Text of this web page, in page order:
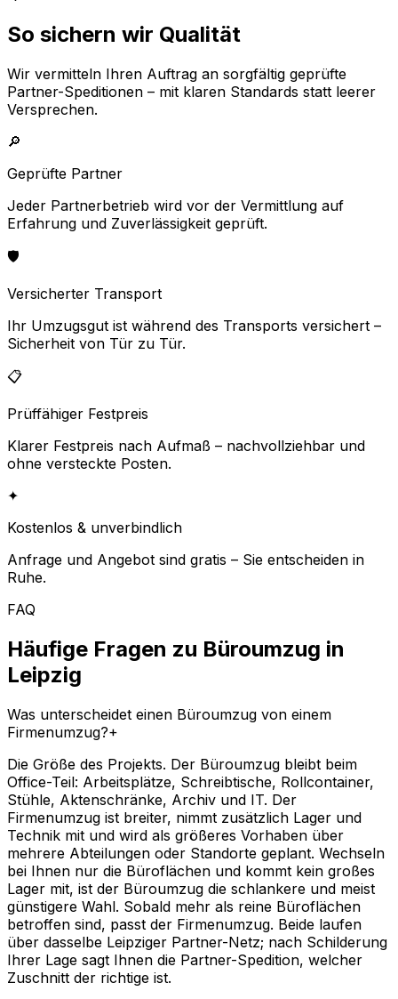
So sichern wir Qualität
Wir vermitteln Ihren Auftrag an sorgfältig geprüfte
Partner-Speditionen – mit klaren Standards statt leerer
Versprechen.
🔎
Geprüfte Partner
Jeder Partnerbetrieb wird vor der Vermittlung auf
Erfahrung und Zuverlässigkeit geprüft.
🛡️
Versicherter Transport
Ihr Umzugsgut ist während des Transports versichert –
Sicherheit von Tür zu Tür.
📋
Prüffähiger Festpreis
Klarer Festpreis nach Aufmaß – nachvollziehbar und
ohne versteckte Posten.
✦
Kostenlos & unverbindlich
Anfrage und Angebot sind gratis – Sie entscheiden in
Ruhe.
FAQ
Häufige Fragen zu Büroumzug in
Leipzig
Was unterscheidet einen Büroumzug von einem
Firmenumzug?+
Die Größe des Projekts. Der Büroumzug bleibt beim
Office-Teil: Arbeitsplätze, Schreibtische, Rollcontainer,
Stühle, Aktenschränke, Archiv und IT. Der
Firmenumzug ist breiter, nimmt zusätzlich Lager und
Technik mit und wird als größeres Vorhaben über
mehrere Abteilungen oder Standorte geplant. Wechseln
bei Ihnen nur die Büroflächen und kommt kein großes
Lager mit, ist der Büroumzug die schlankere und meist
günstigere Wahl. Sobald mehr als reine Büroflächen
betroffen sind, passt der Firmenumzug. Beide laufen
über dasselbe Leipziger Partner-Netz; nach Schilderung
Ihrer Lage sagt Ihnen die Partner-Spedition, welcher
Zuschnitt der richtige ist.